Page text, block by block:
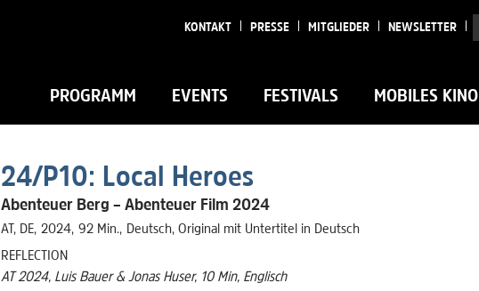
PROGRAMM EVENTS FESTIVALS MOBILES KINO
KONTAKT PRESSE MITGLIEDER NEWSLETTER
24/P10: Local Heroes
Abenteuer Berg – Abenteuer Film 2024
AT, DE 2024 92 Min. Deutsch, Original mit Untertitel in Deutsch
REFLECTION
AT 2024, Luis Bauer & Jonas Huser, 10 Min, Englisch